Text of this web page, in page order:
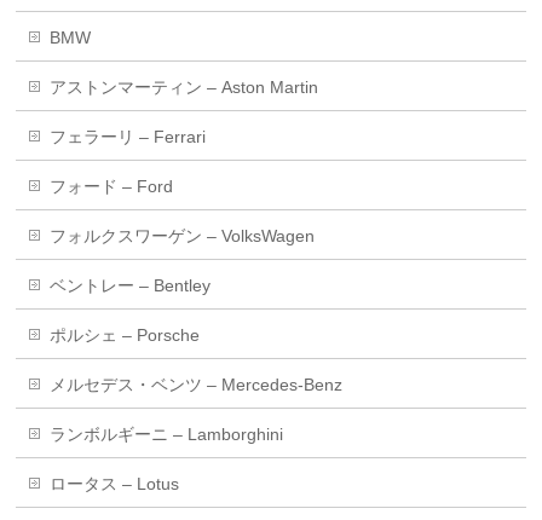
BMW
アストンマーティン – Aston Martin
フェラーリ – Ferrari
フォード – Ford
フォルクスワーゲン – VolksWagen
ベントレー – Bentley
ポルシェ – Porsche
メルセデス・ベンツ – Mercedes-Benz
ランボルギーニ – Lamborghini
ロータス – Lotus